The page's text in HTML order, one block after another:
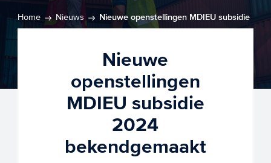
Home Nieuws
Nieuwe openstellingen MDIEU subsidie
Nieuwe
openstellingen
MDIEU subsidie
2024
bekendgemaakt